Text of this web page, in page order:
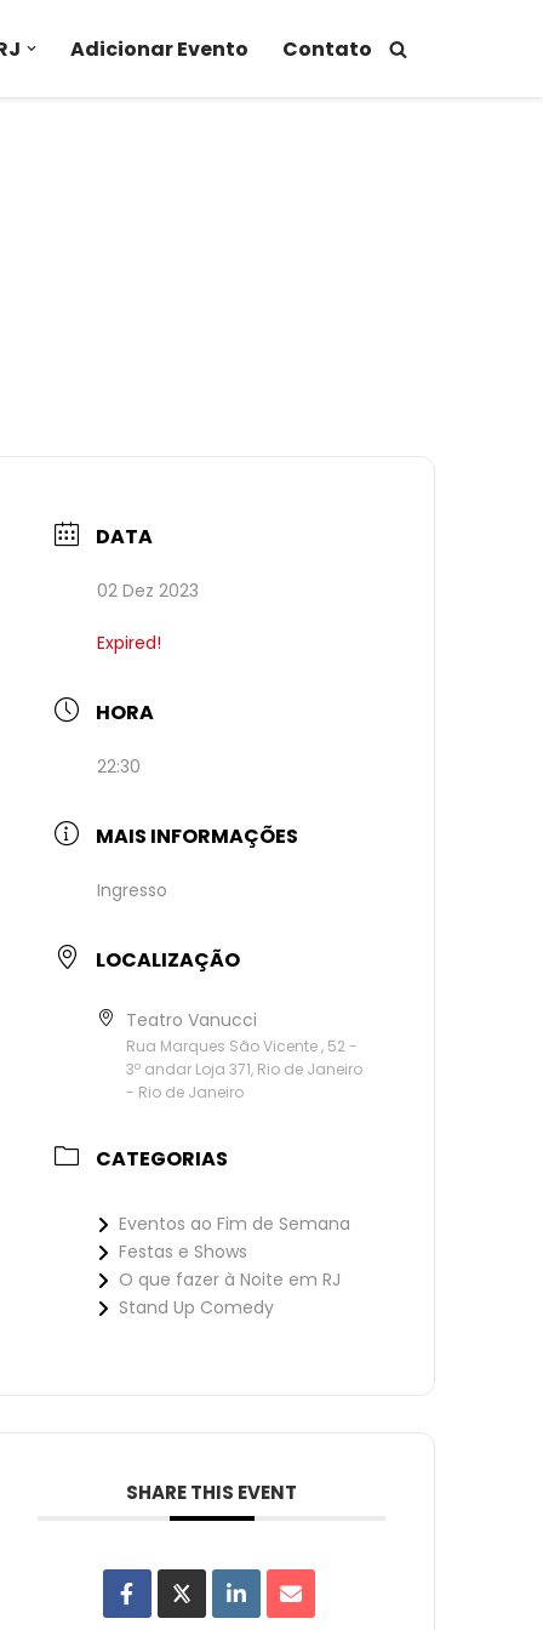
Adicionar Evento Contato
DATA
02 Dez 2023
Expired!
HORA
22:30
MAIS INFORMAÇÕES
Ingresso
LOCALIZAÇÃO
Teatro Vanucci
Rua Marques São Vicente , 52 -
3º andar Loja 371, Rio de Janeiro
- Rio de Janeiro
CATEGORIAS
Eventos ao Fim de Semana
Festas e Shows
O que fazer à Noite em RJ
Stand Up Comedy
SHARE THIS EVENT